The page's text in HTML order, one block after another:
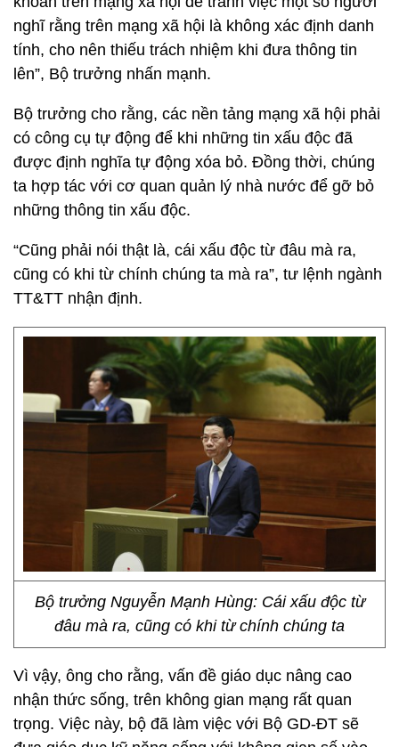
nghĩ rằng trên mạng xã hội là không xác định danh
tính, cho nên thiếu trách nhiệm khi đưa thông tin
lên”, Bộ trưởng nhấn mạnh.
Bộ trưởng cho rằng, các nền tảng mạng xã hội phải
có công cụ tự động để khi những tin xấu độc đã
được định nghĩa tự động xóa bỏ. Đồng thời, chúng
ta hợp tác với cơ quan quản lý nhà nước để gỡ bỏ
những thông tin xấu độc.
“Cũng phải nói thật là, cái xấu độc từ đâu mà ra,
cũng có khi từ chính chúng ta mà ra”, tư lệnh ngành
TT&TT nhận định.
Bộ trưởng Nguyễn Mạnh Hùng: Cái xấu độc từ
đâu mà ra, cũng có khi từ chính chúng ta
Vì vậy, ông cho rằng, vấn đề giáo dục nâng cao
nhận thức sống, trên không gian mạng rất quan
trọng. Việc này, bộ đã làm việc với Bộ GD-ĐT sẽ